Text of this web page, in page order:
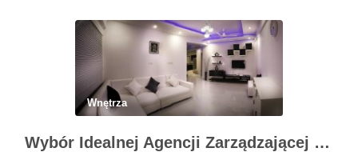
Wnętrza
Wybór Idealnej Agencji Zarządzającej Nieruchomościami: Kompleksowy Przewodnik